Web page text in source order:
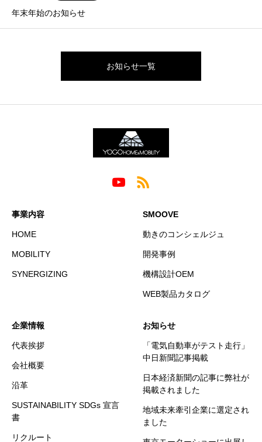
年末年始のお知らせ
お知らせ一覧
事業内容
HOME
MOBILITY
SYNERGIZING
SMOOVE
動きのコンシェルジュ
開発事例
機構設計OEM
WEB製品カタログ
企業情報
代表挨拶
会社概要
沿革
SUSTAINABILITY SDGs 宣言
書
リクルート
お知らせ
「電気自動車がテスト走行」
中日新聞記事掲載
日本経済新聞の記事に弊社が
掲載されました
地域未来牽引企業に選定され
ました